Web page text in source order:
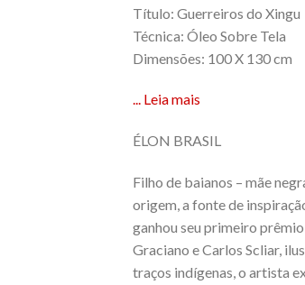
Título: Guerreiros do Xingu
Técnica: Óleo Sobre Tela
Dimensões: 100 X 130 cm
... Leia mais
ÉLON BRASIL
Filho de baianos – mãe
origem, a fonte de
ganhou seu primeiro
Graciano e Carlos Scliar,
traços indígenas, o artista